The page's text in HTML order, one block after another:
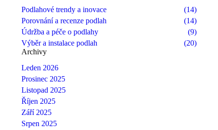
Podlahové trendy a inovace
(14)
Porovnání a recenze podlah
(14)
Údržba a péče o podlahy
(9)
Výběr a instalace podlah
(20)
Archivy
Leden 2026
Prosinec 2025
Listopad 2025
Říjen 2025
Září 2025
Srpen 2025